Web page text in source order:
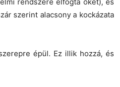
szerint alacsony a kockázata
épül. Ez illik hozzá, és